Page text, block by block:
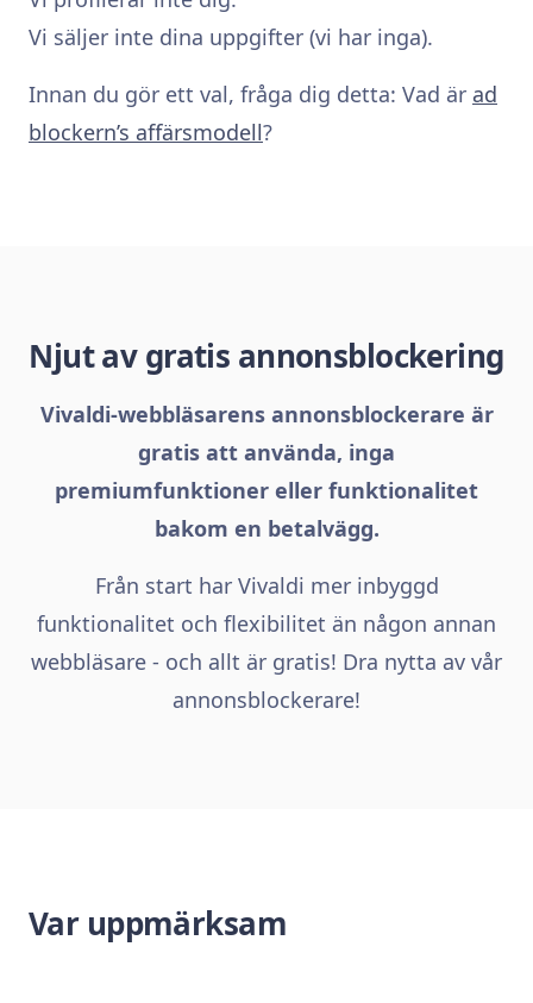
Vi säljer inte dina uppgifter (vi har inga).
Innan du gör ett val, fråga dig detta: Vad är ad
blockern’s affärsmodell?
Njut av gratis annonsblockering
Vivaldi-webbläsarens annonsblockerare är
gratis att använda, inga
premiumfunktioner eller funktionalitet
bakom en betalvägg.
Från start har Vivaldi mer inbyggd
funktionalitet och flexibilitet än någon annan
webbläsare - och allt är gratis! Dra nytta av vår
annonsblockerare!
Var uppmärksam